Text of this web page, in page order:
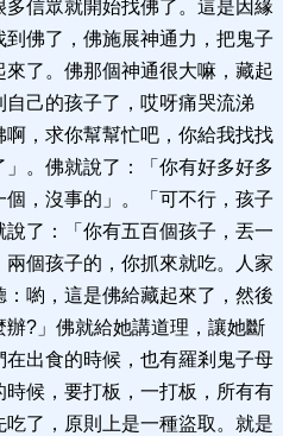
信眾就開始找佛了。這是因緣
佛了，佛施展神通力，把鬼子
了。佛那個神通很大嘛，藏起
己的孩子了，哎呀痛哭流涕
，求你幫幫忙吧，你給我找找
。佛就說了：「你有好多好多
，沒事的」。「可不行，孩子
了：「你有五百個孩子，丟一
個孩子的，你抓來就吃。人家
喲，這是佛給藏起來了，然後
?」佛就給她講道理，讓她斷
出食的時候，也有羅剎鬼子母
候，要打板，一打板，所有有
了，原則上是一種盜取。就是